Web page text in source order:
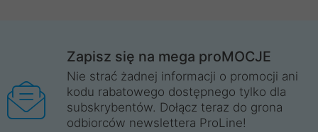
Zapisz się na mega proMOCJE
Nie strać żadnej informacji o promocji ani
kodu rabatowego dostępnego tylko dla
subskrybentów. Dołącz teraz do grona
odbiorców newslettera ProLine!